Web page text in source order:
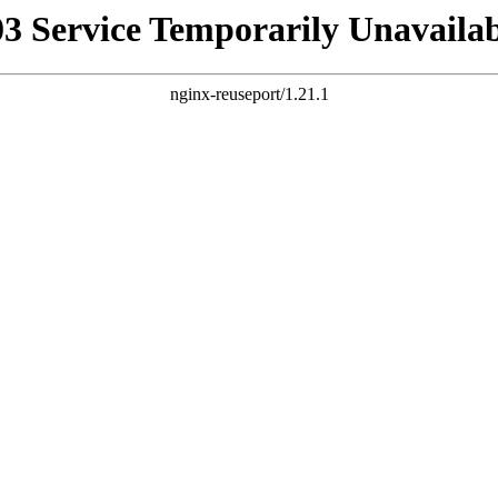
Service Temporarily
nginx-reuseport/1.21.1